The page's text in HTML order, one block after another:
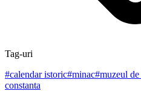
Tag-uri
#calendar istoric#minac#muzeul
constanta